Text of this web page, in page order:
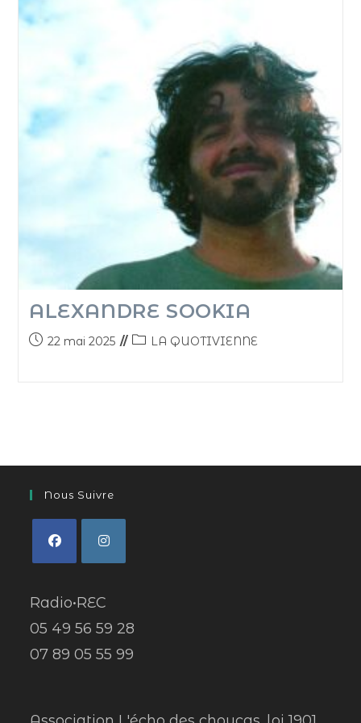
ALEXANDRE SOOKIA
22 mai 2025 LA QUOTIVIENNE
Nous Suivre
Radio•REC
05 49 56 59 28
07 89 05 55 99